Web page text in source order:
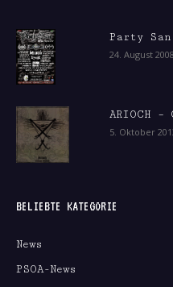
Party San
24. August 2008
ARIOCH
5. Oktober
BELIEBTE KATEGORIE
News
PSOA-News